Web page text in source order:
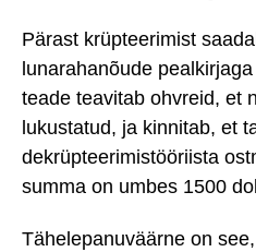
Pärast krüpteerimist
lunarahanõude
teade teavitab ohvreid, et
lukustatud, ja kinnitab, et
dekrüpteerimistööriista
summa on umbes 1500
Tähelepanuväärne on